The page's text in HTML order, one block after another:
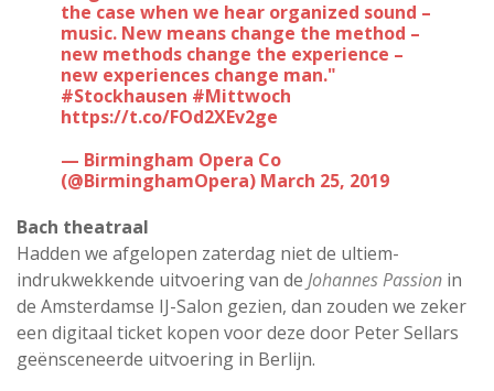
the case when we hear organized sound –
music. New means change the method –
new methods change the experience –
new experiences change man."
#Stockhausen #Mittwoch
https://t.co/FOd2XEv2ge
— Birmingham Opera Co
(@BirminghamOpera) March 25, 2019
Bach theatraal
Hadden we afgelopen zaterdag niet de ultiem-
indrukwekkende uitvoering van de Johannes Passion in
de Amsterdamse IJ-Salon gezien, dan zouden we zeker
een digitaal ticket kopen voor deze door Peter Sellars
geënsceneerde uitvoering in Berlijn.